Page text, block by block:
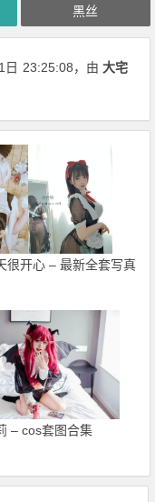
黑丝
日 23:25:08，由大宅
很开心 – 最新全套写真
– cos套图合集